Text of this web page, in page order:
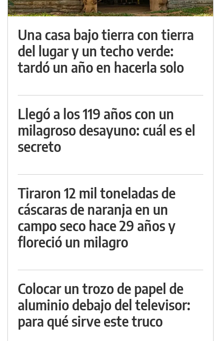
Una casa bajo tierra con tierra
del lugar y un techo verde:
tardó un año en hacerla solo
Llegó a los 119 años con un
milagroso desayuno: cuál es el
secreto
Tiraron 12 mil toneladas de
cáscaras de naranja en un
campo seco hace 29 años y
floreció un milagro
Colocar un trozo de papel de
aluminio debajo del televisor:
para qué sirve este truco